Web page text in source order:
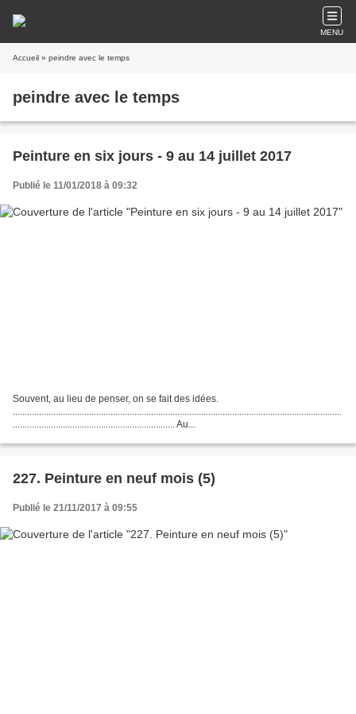
MENU
Accueil » peindre avec le temps
peindre avec le temps
Peinture en six jours - 9 au 14 juillet 2017
Publié le 11/01/2018 à 09:32
Souvent, au lieu de penser, on se fait des idées.
.................................................................... Au...
227. Peinture en neuf mois (5)
Publié le 21/11/2017 à 09:55